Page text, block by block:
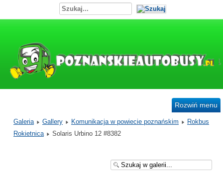
Rozwiń menu
Galeria Gallery Komunikacja w powiecie poznańskim
Rokbus
Rokietnica
Solaris Urbino 12 #8382